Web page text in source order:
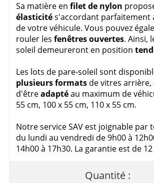
Sa matière enfiletde nylon
élasticités'accordant parfaitement
de votre véhicule. Vous pouvez
rouler lesfenêtresouvertes. Ainsi,
soleil demeureront en position
Les lots de pare-soleil sont
plusieurs formats de vitres
d'êtreadaptéau maximum de
55 cm, 100 x 55 cm, 110 x 55 cm.
Notre service SAV est joignable par
du lundi au vendredi de 9h00 à
14h00 à 17h30. La garantie est de
Quantité :